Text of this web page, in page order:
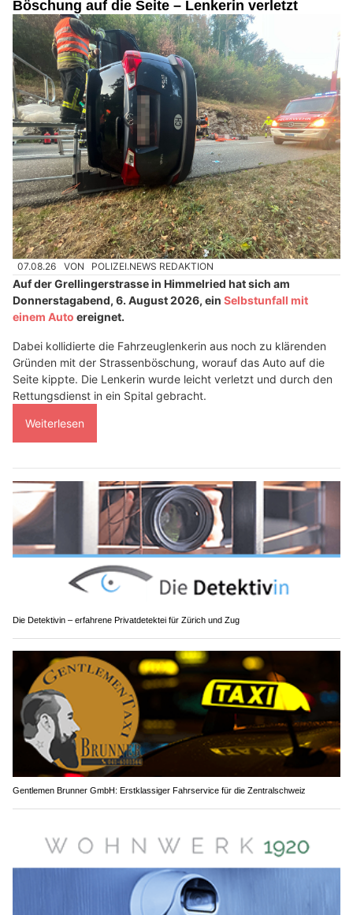
Böschung auf die Seite – Lenkerin verletzt
07.08.26 VON POLIZEI.NEWS REDAKTION
Auf der Grellingerstrasse in Himmelried hat sich am
Donnerstagabend, 6. August 2026, ein Selbstunfall mit
einem Auto ereignet.
Dabei kollidierte die Fahrzeuglenkerin aus noch zu klärenden
Gründen mit der Strassenböschung, worauf das Auto auf die
Seite kippte. Die Lenkerin wurde leicht verletzt und durch den
Rettungsdienst in ein Spital gebracht.
Weiterlesen
Die Detektivin – erfahrene Privatdetektei für Zürich und Zug
Gentlemen Brunner GmbH: Erstklassiger Fahrservice für die Zentralschweiz